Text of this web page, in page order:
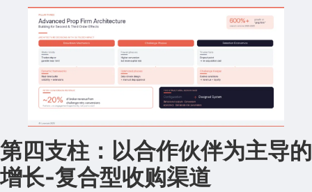
第四支柱：以合作伙伴为主导的
增长-复合型收购渠道